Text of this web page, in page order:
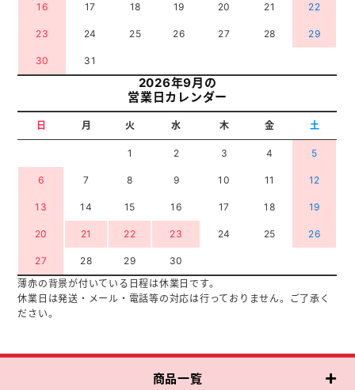
16 17 18 19 20 21 22
23 24 25 26 27 28 29
30 31
2026年9月の
営業日カレンダー
日 月 火 水 木 金 土
1 2 3 4 5
6 7 8 9 10 11 12
13 14 15 16 17 18 19
20 21 22 23 24 25 26
27 28 29
30
薄赤の背景が付いている日程は休業日です。
休業日は発送・メール・電話等の対応は行っておりません。ご了承く
ださい。
商品一覧